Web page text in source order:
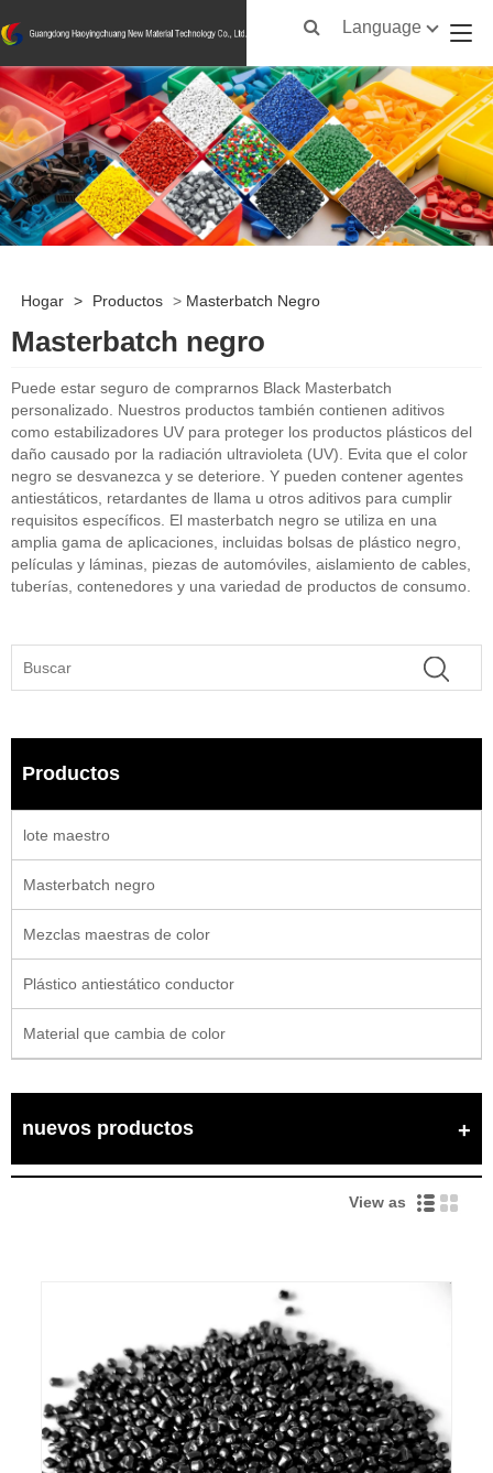
Language
Hogar > Productos > Masterbatch Negro
Masterbatch negro
Puede estar seguro de comprarnos Black Masterbatch
personalizado. Nuestros productos también contienen aditivos
como estabilizadores UV para proteger los productos plásticos del
daño causado por la radiación ultravioleta (UV). Evita que el color
negro se desvanezca y se deteriore. Y pueden contener agentes
antiestáticos, retardantes de llama u otros aditivos para cumplir
requisitos específicos. El masterbatch negro se utiliza en una
amplia gama de aplicaciones, incluidas bolsas de plástico negro,
películas y láminas, piezas de automóviles, aislamiento de cables,
tuberías, contenedores y una variedad de productos de consumo.
Productos
lote maestro
Masterbatch negro
Mezclas maestras de color
Plástico antiestático conductor
Material que cambia de color
nuevos productos
View as